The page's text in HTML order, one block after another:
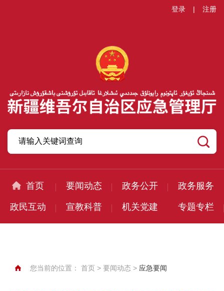
登录 | 注册
首页 要闻动态 政务公开 政务服务
政民互动 宣教科普 机关党建 专题专栏
您当前的位置： 首页 > 要闻动态 > 应急要闻